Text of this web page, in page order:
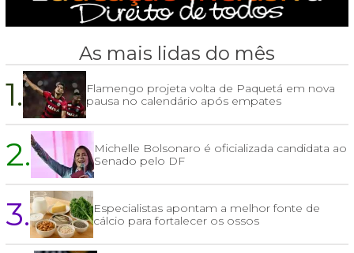
As mais lidas do mês
1.
Flamengo projeta volta de Paquetá em nova
pausa no calendário após empates
2.
Michelle Bolsonaro é oficializada candidata ao
Senado pelo DF
3.
Especialistas apontam a melhor fonte de
cálcio para fortalecer os ossos